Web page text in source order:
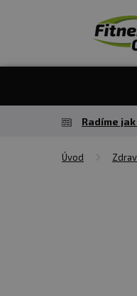
Radíme
Úvod